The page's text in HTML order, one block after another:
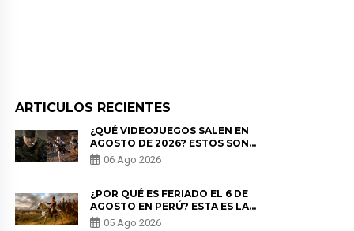
ARTICULOS RECIENTES
¿QUÉ VIDEOJUEGOS SALEN EN
AGOSTO DE 2026? ESTOS SON
LOS ESTRENOS MÁS ESPERADOS
06 Ago 2026
¿POR QUÉ ES FERIADO EL 6 DE
AGOSTO EN PERÚ? ESTA ES LA
HISTORIA
05 Ago 2026